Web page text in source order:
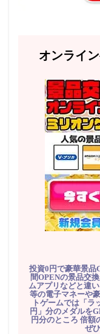
オンライ
投資0円で豪華景品
間OPENの景品交
ムアプリなどと違
等の電子マネーや
トゲームでは「ラ
円」分のメダルを
円分のところ 倍額
ぜ